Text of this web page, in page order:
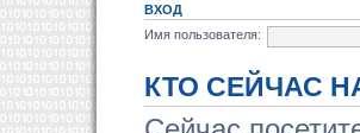
ВХОД
Имя пользователя:
КТО СЕЙЧАС